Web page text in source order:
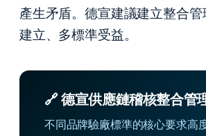
產生矛盾。德宣建議建立整合
建立、多標準受益。
🔗 德宣供應鏈稽核整合管
不同品牌驗廠標準的核心要求高